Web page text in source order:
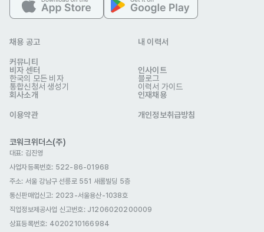
- 5G를 비롯한 차세대 통신 및 안테나 기술 등 텔레매틱스 미래 기술을
선행 준비해요
- 자동차 제조사와 사양 협의 및 기능 R&R을 정리하며 개발을 진행해
- 개발 전반에 걸쳐 고객사와의 기술 커뮤니케이션을 수행해
자격 요건
지원자격
▪ 지원자격
신 분
       ※ 학사 및 기졸업자의 경우에도 지원은 가능하나, 산학장학금 지
급 대상에서는 제외됩니다.
▪ 최종 학력/성적 입력 시 유의사항
- 최종 학력은 반드시 "졸업 예정" 기준의 학력을 기입해 주시기 바랍니
채용 공고 내 이력서
커뮤니티
비자 센터
한국의 모든 비자
통합신청서 생성기
인사이트
블로그
이력서 가이드
회사소개
인재채용
이용약관 개인정보취급방침
코워크위더스(주)
대표: 김진영
사업자등록번호: 522-86-01968
주소: 서울 강남구 선릉로 551 새롬빌딩 5층
통신판매업신고: 2023-서울용산-1038호
직업정보제공사업 신고번호: J1206020200009
상표등록번호: 4020210166984